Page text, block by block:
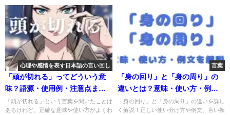
心理や感情を表す日本語の言い回し
「頭が切れる」ってどういう意
味？語源・使用例・注意点まで
詳しく解説
「頭が切れる」という言葉を聞いたことは
あるけれど、正確な意味や使い方がよくわ
言葉
「身の回り」と「身の周り」の
違いとは？意味・使い方・例文
を詳しく解説！
「身の回り」と「身の周り」の違いを詳し
く解説！正しい使い分け方や例文、言い換